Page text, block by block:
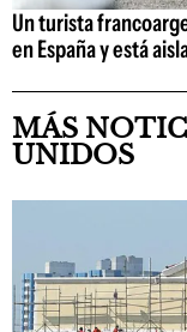
Un turista
en España y está
MÁS
UNIDOS